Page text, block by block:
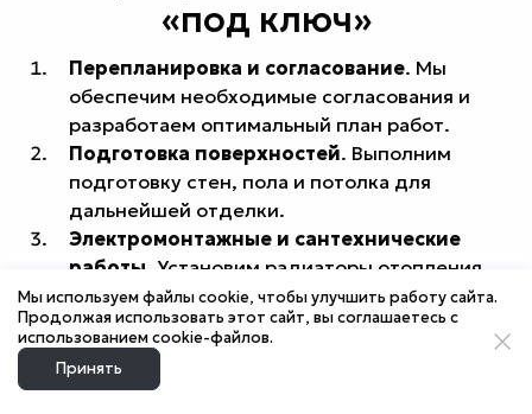
«под ключ»
Перепланировка и согласование. Мы
обеспечим необходимые согласования и
разработаем оптимальный план работ.
Подготовка поверхностей. Выполним
подготовку стен, пола и потолка для
дальнейшей отделки.
Электромонтажные и сантехнические
работы . Установим радиаторы отопления,
выполним электромонтажные и
сантехнические работы.
Отделка. Займемся обшивкой стен,
укладкой полов и монтажом натяжных или
Мы используем файлы cookie, чтобы улучшить работу сайта.
Продолжая использовать этот сайт, вы соглашаетесь с
использованием cookie-файлов.
Принять